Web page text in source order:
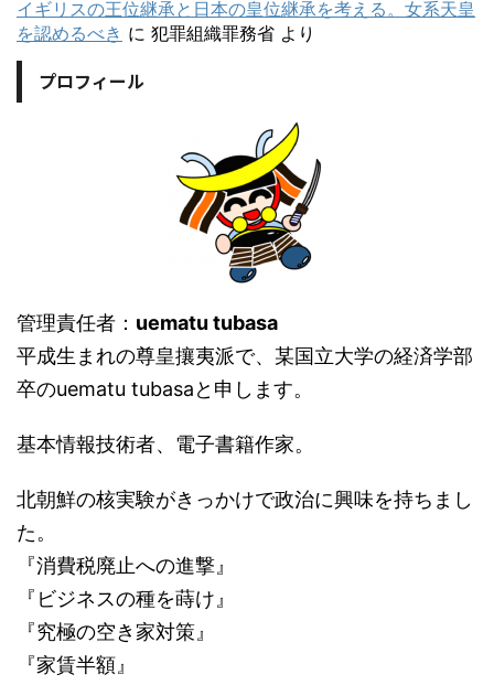
イギリスの王位継承と日本の皇位継承を考える。女系天皇
を認めるべき に 犯罪組織罪務省 より
プロフィール
管理責任者： uematu tubasa
平成生まれの尊皇攘夷派で、某国立大学の経済学部
卒のuematu tubasaと申します。
基本情報技術者、電子書籍作家。
北朝鮮の核実験がきっかけで政治に興味を持ちまし
た。
『消費税廃止への進撃』
『ビジネスの種を蒔け』
『究極の空き家対策』
『家賃半額』